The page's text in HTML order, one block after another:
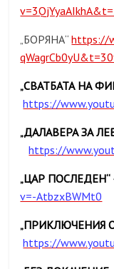
„БОРЯНА“https://
„СВАТБАТА НА
https://
„ДАЛАВЕРА ЗА
https://
„ЦАР ПОСЛЕДЕН“
v=-AtbzxBWMt0
„ПРИКЛЮЧЕНИЯ
https://